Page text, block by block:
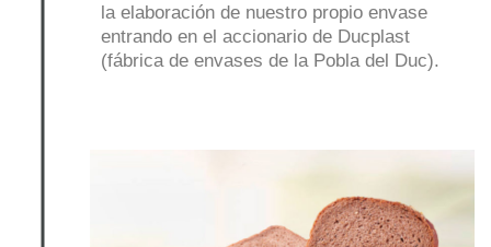
la elaboración de nuestro propio envase
entrando en el accionario de Ducplast
(fábrica de envases de la Pobla del Duc).